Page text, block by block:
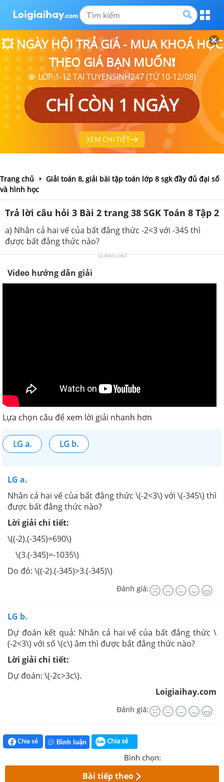
💥 NGÀY HỘI TRẢ GIÁ - MUA KHOÁ HỌC
THEO GIÁ BẠN MUỐN❗
🎯 LỚP 1-12 TẠI TUYENSINH247 (TỪ 10-12/08)
CHỈ CÒN 1 NGÀY
XEM CHI TIẾT
Trang chủ
Giải toán 8, giải bài tập toán lớp 8 sgk đầy đủ đại số
và hình học
Trả lời câu hỏi 3 Bài 2 trang 38 SGK Toán 8 Tập 2
a) Nhân cả hai vế của bất đẳng thức -2<3 với -345 thì
được bất đẳng thức nào?
QUẢNG CÁO
Video hướng dẫn giải
Lựa chọn câu để xem lời giải nhanh hơn
LG a. LG b.
LG a.
Nhân cả hai vế của bất đẳng thức \(-2<3\) với \(-345\) thì
được bất đẳng thức nào?
Lời giải chi tiết:
\((-2).(-345)=690\)
\(3.(-345)=-1035\)
Do đó: \((-2).(-345)>3.(-345)\)
Đánh giá:
LG b.
Dự đoán kết quả: Nhân cả hai vế của bất đẳng thức \
(-2<3\) với số \(c\) âm thì được bất đẳng thức nào?
Lời giải chi tiết:
Dự đoán: \(-2c>3c\).
Loigiaihay.com
Đánh giá:
Chia sẻ Bình luận Chia sẻ
Bình chọn:
Bài tiếp theo